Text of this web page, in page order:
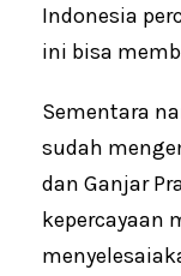
Indonesia
ini bisa
Sementara
sudah
dan Ganjar
kepercayaan